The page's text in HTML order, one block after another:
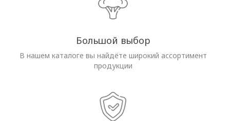
Большой выбор
В нашем каталоге вы найдёте широкий ассортимент
продукции